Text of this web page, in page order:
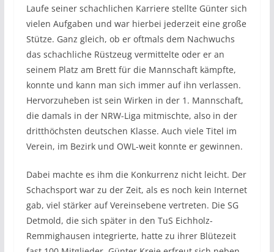
Laufe seiner schachlichen Karriere stellte Günter sich
vielen Aufgaben und war hierbei jederzeit eine große
Stütze. Ganz gleich, ob er oftmals dem Nachwuchs
das schachliche Rüstzeug vermittelte oder er an
seinem Platz am Brett für die Mannschaft kämpfte,
konnte und kann man sich immer auf ihn verlassen.
Hervorzuheben ist sein Wirken in der 1. Mannschaft,
die damals in der NRW-Liga mitmischte, also in der
dritthöchsten deutschen Klasse. Auch viele Titel im
Verein, im Bezirk und OWL-weit konnte er gewinnen.
Dabei machte es ihm die Konkurrenz nicht leicht. Der
Schachsport war zu der Zeit, als es noch kein Internet
gab, viel stärker auf Vereinsebene vertreten. Die SG
Detmold, die sich später in den TuS Eichholz-
Remmighausen integrierte, hatte zu ihrer Blütezeit